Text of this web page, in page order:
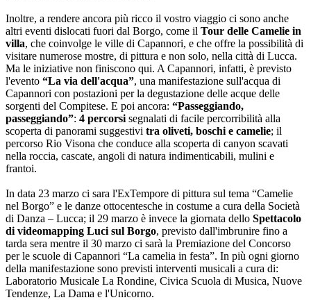
Inoltre, a rendere ancora più ricco il vostro viaggio ci sono anche
altri eventi dislocati fuori dal Borgo, come il Tour delle Camelie in
villa, che coinvolge le ville di Capannori, e che offre la possibilità di
visitare numerose mostre, di pittura e non solo, nella città di Lucca.
Ma le iniziative non finiscono qui. A Capannori, infatti, è previsto
l'evento “La via dell'acqua”, una manifestazione sull'acqua di
Capannori con postazioni per la degustazione delle acque delle
sorgenti del Compitese. E poi ancora: “Passeggiando,
passeggiando”: 4 percorsi segnalati di facile percorribilità alla
scoperta di panorami suggestivi tra oliveti, boschi e camelie; il
percorso Rio Visona che conduce alla scoperta di canyon scavati
nella roccia, cascate, angoli di natura indimenticabili, mulini e
frantoi.
In data 23 marzo ci sara l'ExTempore di pittura sul tema “Camelie
nel Borgo” e le danze ottocentesche in costume a cura della Società
di Danza – Lucca; il 29 marzo è invece la giornata dello Spettacolo
di videomapping Luci sul Borgo, previsto dall'imbrunire fino a
tarda sera mentre il 30 marzo ci sarà la Premiazione del Concorso
per le scuole di Capannori “La camelia in festa”. In più ogni giorno
della manifestazione sono previsti interventi musicali a cura di:
Laboratorio Musicale La Rondine, Civica Scuola di Musica, Nuove
Tendenze, La Dama e l'Unicorno.